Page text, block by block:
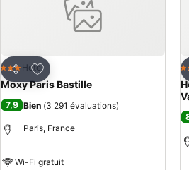
Partager
Ajouter à mes favoris
3 ÉtoilesHotel
Moxy Paris Bastille
7,9 Bien (3 291 évaluations)
Paris, France
Wi-Fi gratuit
3